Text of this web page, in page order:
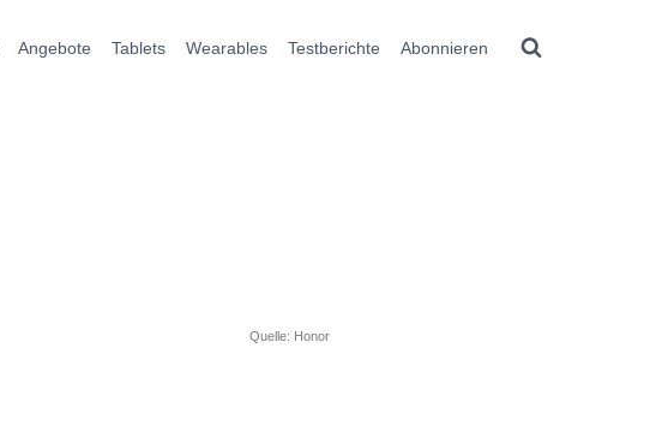
Angebote Tablets Wearables Testberichte Abonnieren
Quelle: Honor